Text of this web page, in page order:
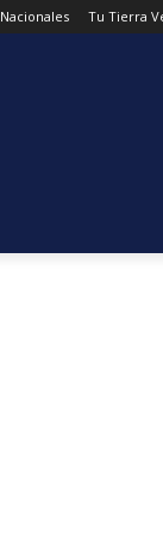
Nacionales Tu Tierra